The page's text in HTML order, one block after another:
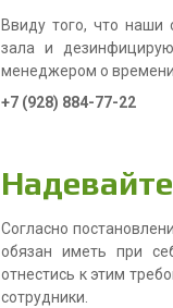
Ввиду того, что наши
зала и
менеджером о времени
+7 (928) 884-77-22
Согласно
обязан иметь при
отнестись к этим
сотрудники.